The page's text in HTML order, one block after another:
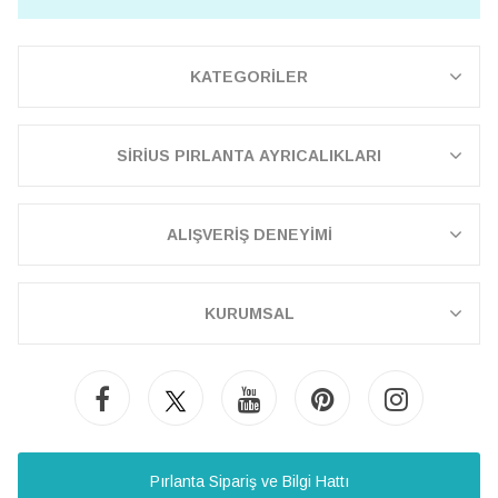
KATEGORİLER
SİRİUS PIRLANTA AYRICALIKLARI
ALIŞVERİŞ DENEYİMİ
KURUMSAL
Pırlanta Sipariş ve Bilgi Hattı